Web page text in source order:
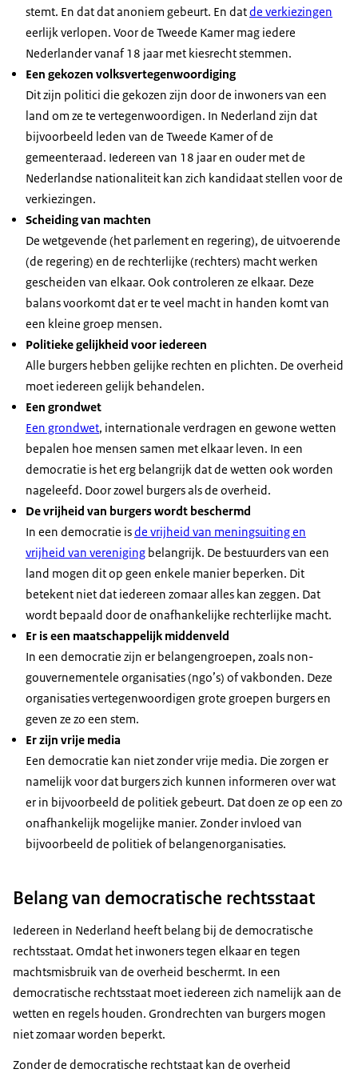
stemt. En dat dat anoniem gebeurt. En datde verkiezingen
eerlijk verlopen. Voor de Tweede Kamer mag iedere
Nederlander vanaf 18 jaar met kiesrecht stemmen.
Een gekozen volksvertegenwoordiging
Dit zijn politici die gekozen zijn door de inwoners van een
land om ze te vertegenwoordigen. In Nederland zijn dat
bijvoorbeeld leden van de Tweede Kamer of de
gemeenteraad. Iedereen van 18 jaar en ouder met de
Nederlandse nationaliteit kan zich kandidaat stellen voor de
verkiezingen.
Scheiding van machten
De wetgevende (het parlement en regering), de uitvoerende
(de regering) en de rechterlijke (rechters) macht werken
gescheiden van elkaar. Ook controleren ze elkaar. Deze
balans voorkomt dat er te veel macht in handen komt van
een kleine groep mensen.
Politieke gelijkheid voor iedereen
Alle burgers hebben gelijke rechten en plichten. De overheid
moet iedereen gelijk behandelen.
Een grondwet
Een grondwet, internationale verdragen en gewone wetten
bepalen hoe mensen samen met elkaar leven. In een
democratie is het erg belangrijk dat de wetten ook worden
nageleefd. Door zowel burgers als de overheid.
De vrijheid van burgers wordt beschermd
In een democratie isde vrijheid van meningsuiting en
vrijheid van vereniging belangrijk. De bestuurders van een
land mogen dit op geen enkele manier beperken. Dit
betekent niet dat iedereen zomaar alles kan zeggen. Dat
wordt bepaald door de onafhankelijke rechterlijke macht.
Er is een maatschappelijk middenveld
In een democratie zijn er belangengroepen, zoals non-
gouvernementele organisaties (ngo’s) of vakbonden. Deze
organisaties vertegenwoordigen grote groepen burgers en
geven ze zo een stem.
Er zijn vrije media
Een democratie kan niet zonder vrije media. Die zorgen er
namelijk voor dat burgers zich kunnen informeren over wat
er in bijvoorbeeld de politiek gebeurt. Dat doen ze op een zo
onafhankelijk mogelijke manier. Zonder invloed van
bijvoorbeeld de politiek of belangenorganisaties.
Belang van democratische rechtsstaat
Iedereen in Nederland heeft belang bij de democratische
rechtsstaat. Omdat het inwoners tegen elkaar en tegen
machtsmisbruik van de overheid beschermt. In een
democratische rechtsstaat moet iedereen zich namelijk aan de
wetten en regels houden. Grondrechten van burgers mogen
niet zomaar worden beperkt.
Zonder de democratische rechtstaat kan de overheid